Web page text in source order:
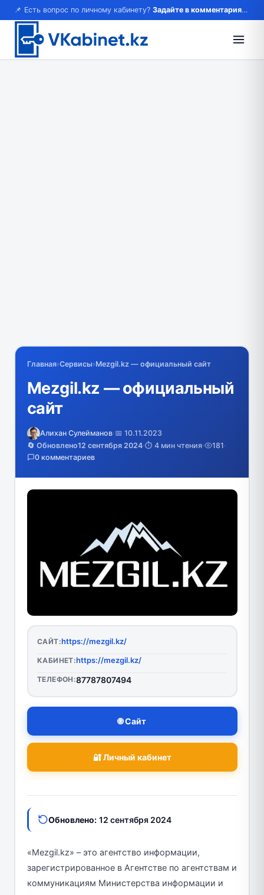
📌 Есть вопрос по личному кабинету? Задайте в комментариях — ответим!
Главная›Сервисы›Mezgil.kz — официальный сайт
Mezgil.kz — официальный
сайт
Алихан Сулейманов·📅 10.11.2023
🔄 Обновлено12 сентября 2024·⏱️ 4 мин чтения· 181·
0 комментариев
САЙТ:https://mezgil.kz/
КАБИНЕТ:https://mezgil.kz/
ТЕЛЕФОН:87787807494
🌐 Сайт
🔐 Личный кабинет
Обновлено: 12 сентября 2024
«Mezgil.kz» – это агентство информации,
зарегистрированное в Агентстве по агентствам и
коммуникациям Министерства информации и